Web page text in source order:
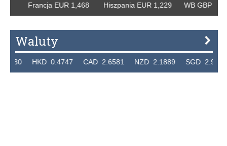
Francja EUR 1,468 Hiszpania EUR 1,229 WB GBP
Waluty
HKD 0.4747 CAD 2.6581 NZD 2.1889 SGD 2.9048